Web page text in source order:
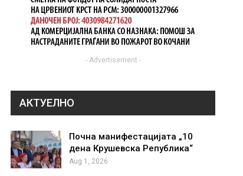
- Advertisement -
АКТУЕЛНО
Почна манифестацијата „10
дена Крушевска Република“
Aug 1, 2026